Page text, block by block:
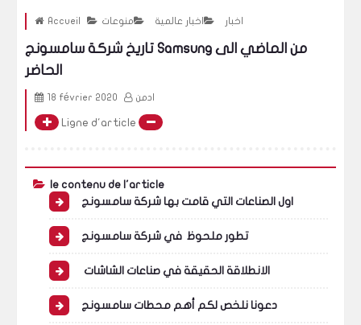
Accueil اخبار اخبار عالمية منوعات
تاريخ شركة سامسونج Samsung من الماضي الى
الحاضر
18 février 2020 ادمن
Ligne d'article
le contenu de l'article
تطور ملحوظ في شركة سامسونج